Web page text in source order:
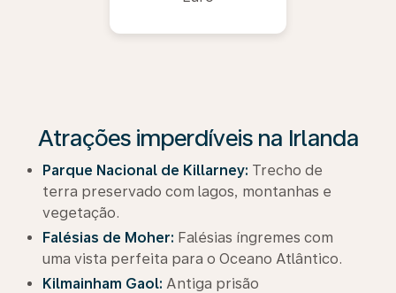
Atrações imperdíveis na Irlanda
Parque Nacional de Killarney: Trecho de
terra preservado com lagos, montanhas e
vegetação.
Falésias de Moher: Falésias íngremes com
uma vista perfeita para o Oceano Atlântico.
Kilmainham Gaol: Antiga prisão